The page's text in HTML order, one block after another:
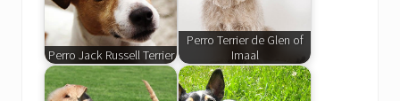
Perro Jack Russell Terrier
Perro Terrier de Glen of
Imaal